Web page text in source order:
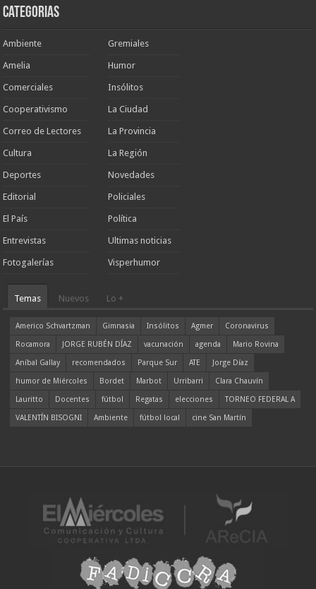
Categorias
Ambiente
Amelia
Comerciales
Cooperativismo
Correo de Lectores
Cultura
Deportes
Editorial
El País
Entrevistas
Fotogalerías
Gremiales
Humor
Insólitos
La Ciudad
La Provincia
La Región
Novedades
Policiales
Política
Ultimas noticias
Visperhumor
Temas Nuevos Lo +
Americo Schvartzman Gimnasia Insólitos Agmer
Coronavirus
Rocamora
JORGE RUBÉN DÍAZ vacunación agenda
Mario Rovina
Aníbal Gallay
recomendados Parque Sur ATE
Jorge Díaz
humor de Miércoles
Bordet Marbot Urribarri
Clara Chauvín
Lauritto
Docentes fútbol Regatas elecciones
TORNEO FEDERAL A
VALENTÍN BISOGNI
Ambiente fútbol local cine San Martín